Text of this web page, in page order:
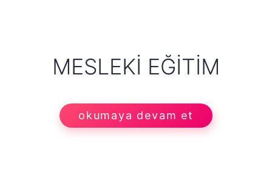
MESLEKI EĞITIM
okumaya devam et